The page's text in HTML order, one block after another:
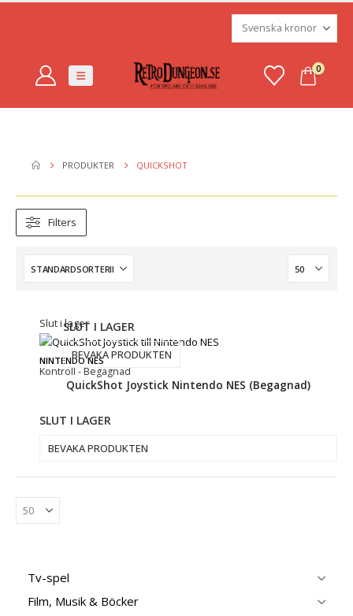
0
PRODUKTER QUICKSHOT
Filters
Slut i lager
NINTENDO NES
Kontroll - Begagnad
SLUT I LAGER
BEVAKA PRODUKTEN
QuickShot Joystick Nintendo NES (Begagnad)
SLUT I LAGER
BEVAKA PRODUKTEN
Tv-spel
Film, Musik & Böcker